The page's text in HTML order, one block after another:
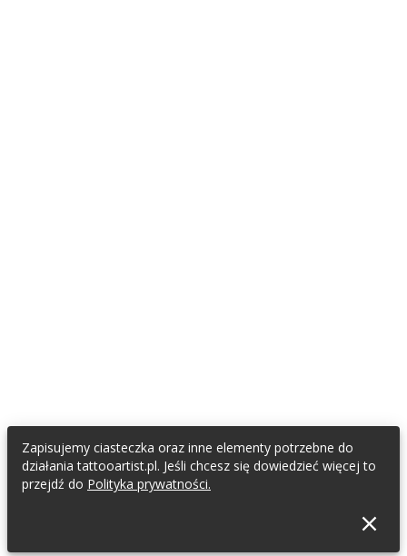
Zapisujemy ciasteczka oraz inne elementy potrzebne do
działania tattooartist.pl. Jeśli chcesz się dowiedzieć więcej to
przejdź do Polityka prywatności.